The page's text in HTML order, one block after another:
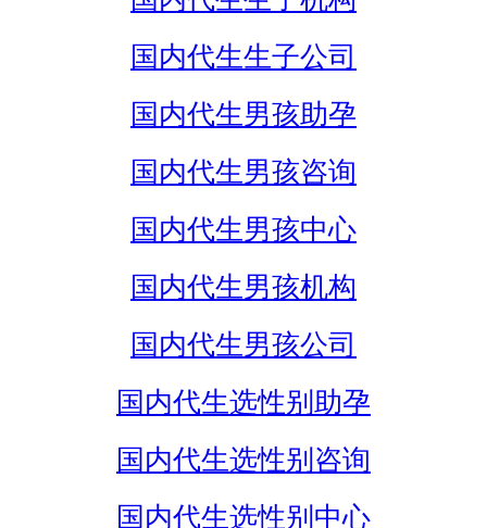
国内代生生子公司
国内代生男孩助孕
国内代生男孩咨询
国内代生男孩中心
国内代生男孩机构
国内代生男孩公司
国内代生选性别助孕
国内代生选性别咨询
国内代生选性别中心